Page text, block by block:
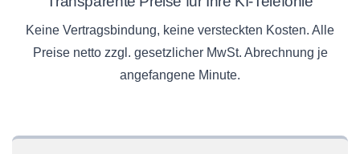
Keine Vertragsbindung, keine versteckten Kosten. Alle
Preise netto zzgl. gesetzlicher MwSt. Abrechnung je
angefangene Minute.